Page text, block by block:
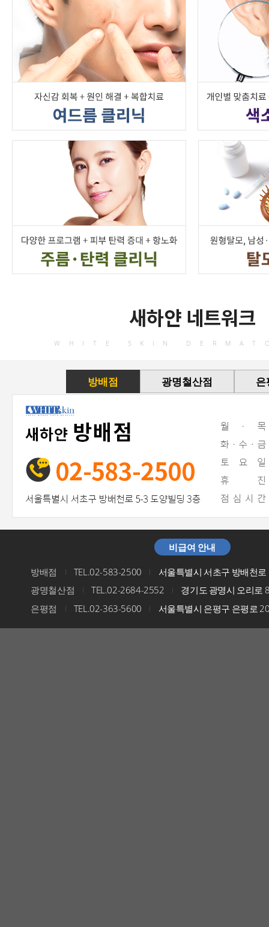
새하얀 네트워크
WHITE SKIN
방배점 광명철산점 은
비급여 안내
방배점 I TEL.02-583-2500 I
서울특별시 서초구 방배천
광명철산점
I TEL.02-2684-2552 I
경기도 광명시 오리로
은평점
I TEL.02-363-5600 I 서울특별시 은평구 은평로